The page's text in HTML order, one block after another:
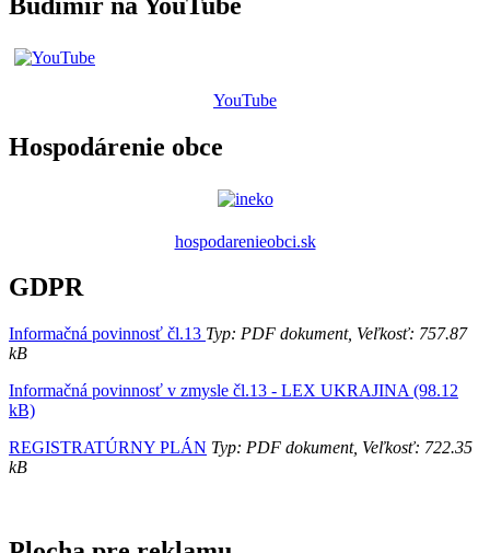
YouTube
Hospodárenie obce
hospodarenieobci.sk
GDPR
Informačná povinnosť čl.13 Typ: PDF dokument, Veľkosť: 757.87
kB
Informačná povinnosť v zmysle čl.13 - LEX UKRAJINA (98.12
kB)
REGISTRATÚRNY PLÁN Typ: PDF dokument, Veľkosť: 722.35
kB